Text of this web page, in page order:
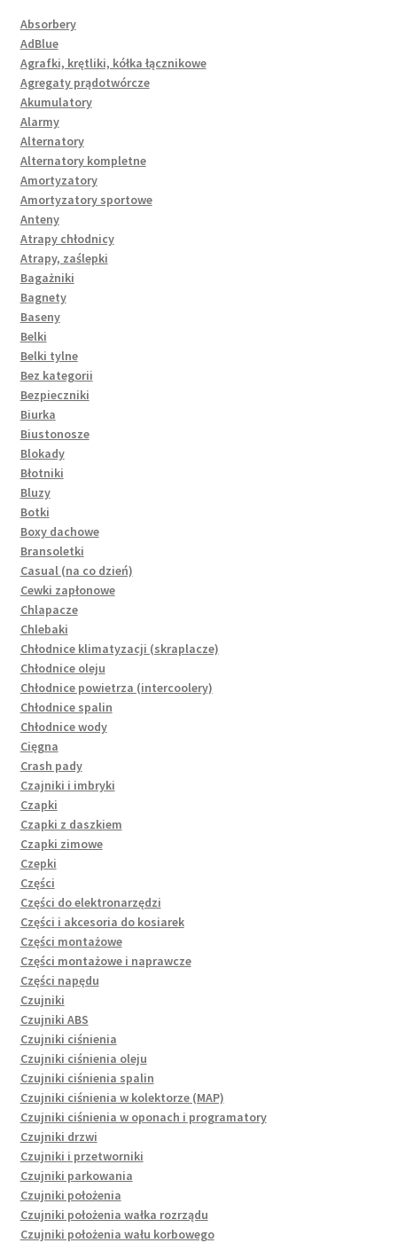
Absorbery
AdBlue
Agrafki, krętliki, kółka łącznikowe
Agregaty prądotwórcze
Akumulatory
Alarmy
Alternatory
Alternatory kompletne
Amortyzatory
Amortyzatory sportowe
Anteny
Atrapy chłodnicy
Atrapy, zaślepki
Bagażniki
Bagnety
Baseny
Belki
Belki tylne
Bez kategorii
Bezpieczniki
Biurka
Biustonosze
Blokady
Błotniki
Bluzy
Botki
Boxy dachowe
Bransoletki
Casual (na co dzień)
Cewki zapłonowe
Chlapacze
Chlebaki
Chłodnice klimatyzacji (skraplacze)
Chłodnice oleju
Chłodnice powietrza (intercoolery)
Chłodnice spalin
Chłodnice wody
Cięgna
Crash pady
Czajniki i imbryki
Czapki
Czapki z daszkiem
Czapki zimowe
Czepki
Części
Części do elektronarzędzi
Części i akcesoria do kosiarek
Części montażowe
Części montażowe i naprawcze
Części napędu
Czujniki
Czujniki ABS
Czujniki ciśnienia
Czujniki ciśnienia oleju
Czujniki ciśnienia spalin
Czujniki ciśnienia w kolektorze (MAP)
Czujniki ciśnienia w oponach i programatory
Czujniki drzwi
Czujniki i przetworniki
Czujniki parkowania
Czujniki położenia
Czujniki położenia wałka rozrządu
Czujniki położenia wału korbowego